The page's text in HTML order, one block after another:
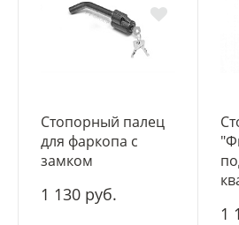
Стопорный палец
для фаркопа с
замком
1 130 руб.
1